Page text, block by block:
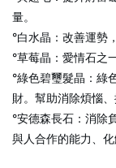
量。
°白水晶：改善運勢
°草莓晶：愛情石之
°綠色碧璽髮晶：綠
財。幫助消除煩惱
°安德森長石：消除
與人合作的能力、化